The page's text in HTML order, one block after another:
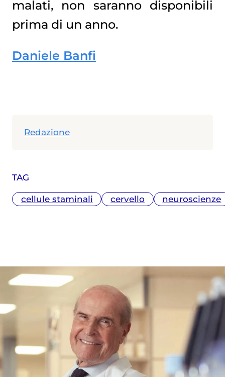
TAG
cellule staminali cervello neuroscienze
malati, non saranno disponibili
prima di un anno.
Daniele Banfi
Redazione